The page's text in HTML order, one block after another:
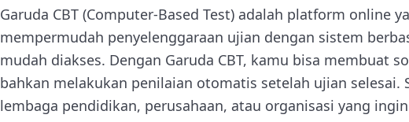
Garuda CBT (Computer-Based Test) adalah platform online
mempermudah penyelenggaraan ujian dengan sistem
mudah diakses. Dengan Garuda CBT, kamu bisa membuat
bahkan melakukan penilaian otomatis setelah ujian
lembaga pendidikan, perusahaan, atau organisasi yang